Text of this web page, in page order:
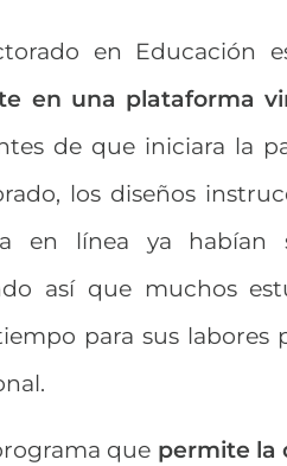
en Educación
en una plataforma
de que iniciara la
los diseños
en línea ya habían
así que muchos
para sus labores
que permite la